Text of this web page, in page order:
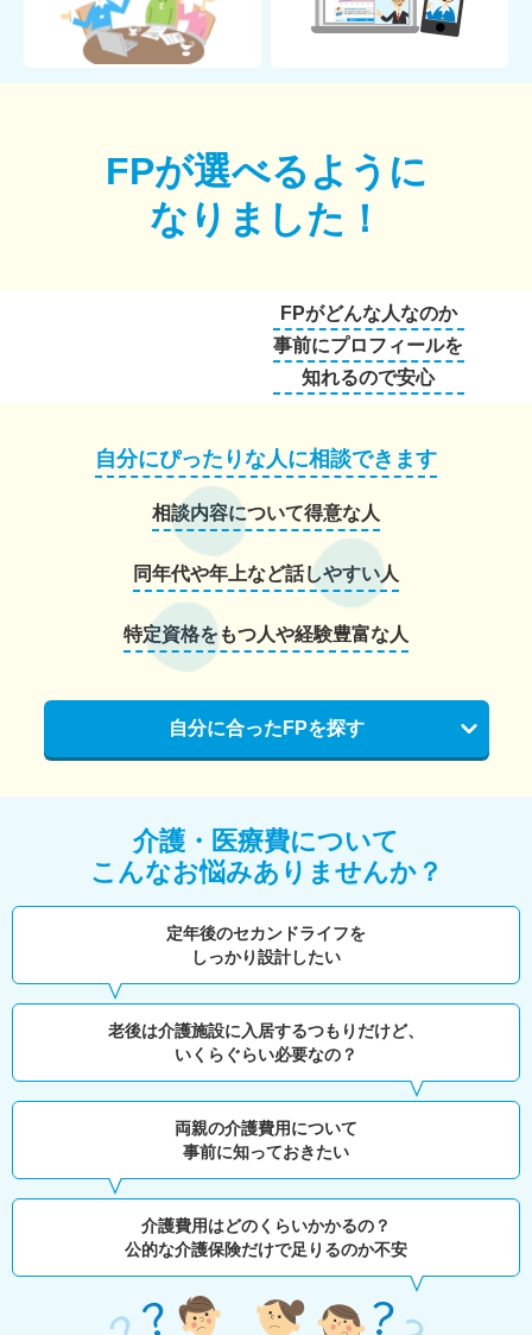
FPが選べるように
なりました！
FPがどんな人なのか
事前にプロフィールを
知れるので安心
自分にぴったりな人に相談できます
相談内容について得意な人
同年代や年上など話しやすい人
特定資格をもつ人や経験豊富な人
自分に合ったFPを探す
介護・医療費について
こんなお悩みありませんか？
定年後のセカンドライフを
しっかり設計したい
老後は介護施設に入居するつもりだけど、
いくらぐらい必要なの？
両親の介護費用について
事前に知っておきたい
介護費用はどのくらいかかるの？
公的な介護保険だけで足りるのか不安